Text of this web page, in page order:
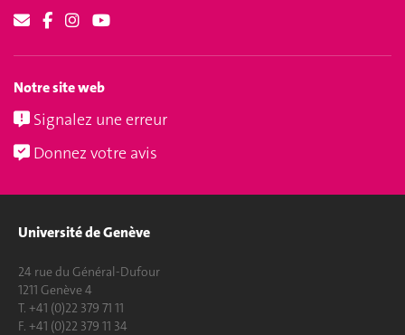
Notre site web
Signalez une erreur
Donnez votre avis
Université de Genève
24 rue du Général-Dufour
1211 Genève 4
T. +41 (0)22 379 71 11
F. +41 (0)22 379 11 34